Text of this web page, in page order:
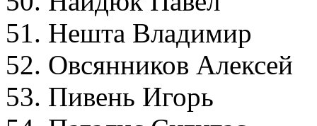
51. Нешта
52. Овсянников
53. Пивень